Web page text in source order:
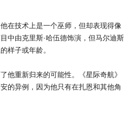
在技术上是一个巫师，但却表现得像
中由克里斯·哈伍德饰演，但马尔迪斯
样子或年龄。
他重新归来的可能性。《星际奇航》
的异例，因为他只有在扎恩和其他角